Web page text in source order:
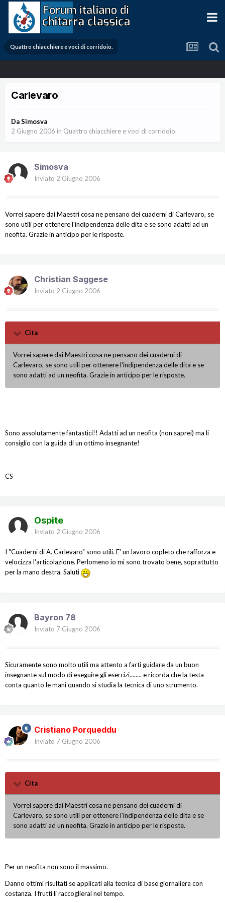
Quattro chiacchiere e voci di corridoio.
Carlevaro
DaSimosva
2 Giugno 2006 in Quattro chiacchiere e voci di corridoio.
Simosva
Inviato 2 Giugno 2006
Vorrei sapere dai Maestri cosa ne pensano dei cuaderni di Carlevaro, se
sono utili per ottenere l'indipendenza delle dita e se sono adatti ad un
neofita. Grazie in anticipo per le risposte.
Christian Saggese
Inviato 2 Giugno 2006
Cita
Vorrei sapere dai Maestri cosa ne pensano dei cuaderni di
Carlevaro, se sono utili per ottenere l'indipendenza delle dita e se
sono adatti ad un neofita. Grazie in anticipo per le risposte.
Sono assolutamente fantastici!! Adatti ad un neofita (non saprei) ma li
consiglio con la guida di un ottimo insegnante!
CS
Ospite
Inviato 2 Giugno 2006
I "Cuaderni di A. Carlevaro" sono utili. E' un lavoro copleto che rafforza e
velocizza l'articolazione. Perlomeno io mi sono trovato bene, soprattutto
per la mano destra. Saluti
Bayron 78
Inviato 7 Giugno 2006
Sicuramente sono molto utili ma attento a farti guidare da un buon
insegnante sul modo di eseguire gli esercizi........ e ricorda che la testa
conta quanto le mani quando si studia la tecnica di uno strumento.
Cristiano Porqueddu
Inviato 7 Giugno 2006
Cita
Vorrei sapere dai Maestri cosa ne pensano dei cuaderni di
Carlevaro, se sono utili per ottenere l'indipendenza delle dita e se
sono adatti ad un neofita. Grazie in anticipo per le risposte.
Per un neofita non sono il massimo.
Danno ottimi risultati se applicati alla tecnica di base giornaliera con
costanza. I frutti li raccoglierai nel tempo.